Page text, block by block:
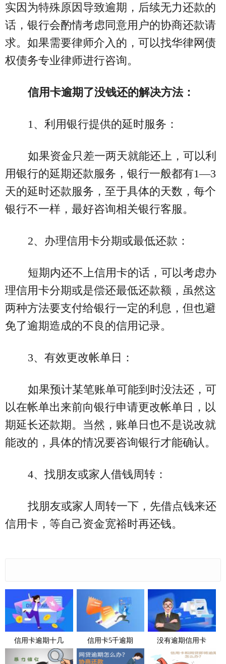
实因为特殊原因导致逾期，后续无力还款的
话，银行会酌情考虑同意用户的协商还款请
求。如果需要律师介入的，可以找华律网债
权债务专业律师进行咨询。
信用卡逾期了没钱还的解决方法：
1、利用银行提供的延时服务：
如果资金只差一两天就能还上，可以利
用银行的延期还款服务，银行一般都有1—3
天的延时还款服务，至于具体的天数，每个
银行不一样，最好咨询相关银行客服。
2、办理信用卡分期或最低还款：
短期内还不上信用卡的话，可以考虑办
理信用卡分期或是偿还最低还款额，虽然这
两种方法要支付给银行一定的利息，但也避
免了逾期造成的不良的信用记录。
3、有效更改帐单日：
如果预计某笔账单可能到时没法还，可
以在帐单出来前向银行申请更改帐单日，以
期延长还款期。当然，账单日也不是说改就
能改的，具体的情况要咨询银行才能确认。
4、找朋友或家人借钱周转：
找朋友或家人周转一下，先借点钱来还
信用卡，等自己资金宽裕时再还钱。
信用卡逾期十几 信用卡5千逾期 没有逾期信用卡